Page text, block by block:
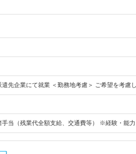
遣先企業にて就業 ＜勤務地考慮＞ ご希望を考慮
当（残業代全額支給、交通費等） ※経験・能